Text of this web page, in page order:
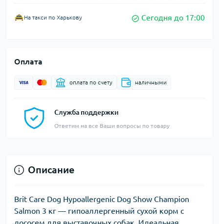
На такси по Харькову Сегодня до 17:00
Оплата
оплата по счету наличными
Служба поддержки
Ответим на все Ваши вопросы по товару
Описание
Brit Care Dog Hypoallergenic Dog Show Champion
Salmon 3 кг — гипоаллергенный сухой корм с